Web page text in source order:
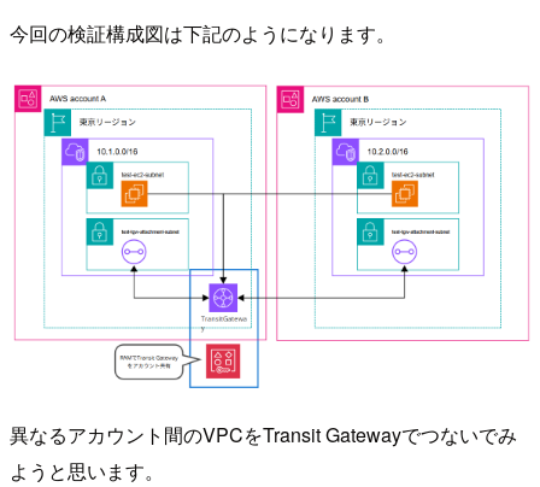
今回の検証構成図は下記のようになります。
異なるアカウント間のVPCをTransit Gatewayでつないでみ
ようと思います。